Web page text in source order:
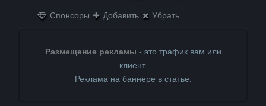
Спонсоры Добавить Убрать
Размещение рекламы - это трафик вам или
клиент.
Реклама на баннере в статье.